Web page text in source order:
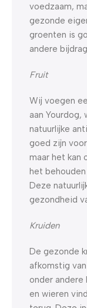
voedzaam,
gezonde
groenten is
andere
Fruit
Wij voegen
aan Yourdog,
natuurlijke
goed zijn
maar het kan
het
Deze
gezondheid
Kruiden
De gezonde
afkomstig
onder andere
en wieren